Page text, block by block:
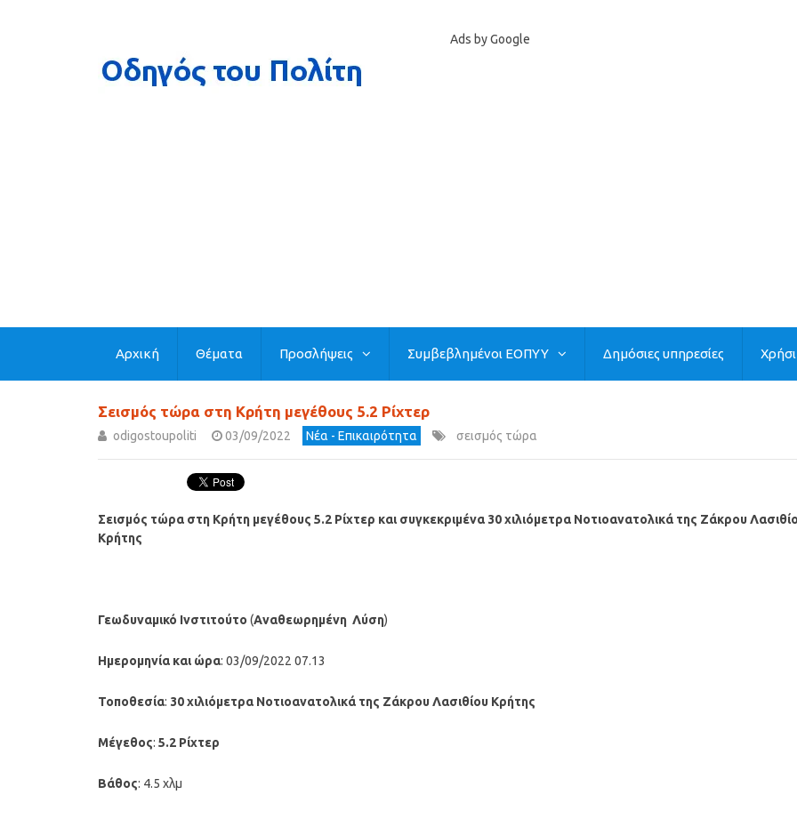
Ads by Google
Αρχική Θέματα Προσλήψεις Συμβεβλημένοι ΕΟΠΥΥ Δημόσιες υπηρεσίες
Σεισμός τώρα στη Κρήτη μεγέθους 5.2 Ρίχτερ
odigostoupoliti 03/09/2022 Νέα - Επικαιρότητα σεισμός τώρα
Σεισμός τώρα στη Κρήτη μεγέθους 5.2 Ρίχτερ και συγκεκριμένα 30 χιλιόμετρα Νοτιοανατολικά της Ζάκρου
Κρήτης
Γεωδυναμικό Ινστιτούτο (Αναθεωρημένη Λύση)
Ημερομηνία και ώρα: 03/09/2022 07.13
Τοποθεσία: 30 χιλιόμετρα Νοτιοανατολικά της Ζάκρου Λασιθίου Κρήτης
Μέγεθος: 5.2 Ρίχτερ
Βάθος: 4.5 χλμ